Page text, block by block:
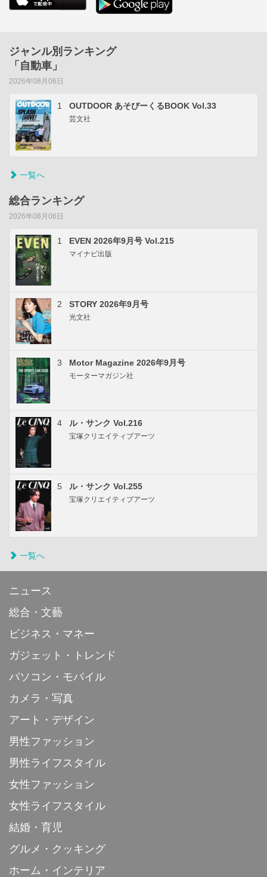
ジャンル別ランキング
「自動車」
2026年08月06日
1 OUTDOOR あそびーくるBOOK Vol.33
芸文社
一覧へ
総合ランキング
2026年08月06日
1 EVEN 2026年9月号 Vol.215
マイナビ出版
2 STORY 2026年9月号
光文社
3 Motor Magazine 2026年9月号
モーターマガジン社
4 ル・サンク Vol.216
宝塚クリエイティブアーツ
5 ル・サンク Vol.255
宝塚クリエイティブアーツ
一覧へ
ニュース
総合・文藝
ビジネス・マネー
ガジェット・トレンド
パソコン・モバイル
カメラ・写真
アート・デザイン
男性ファッション
男性ライフスタイル
女性ファッション
女性ライフスタイル
結婚・育児
グルメ・クッキング
ホーム・インテリア